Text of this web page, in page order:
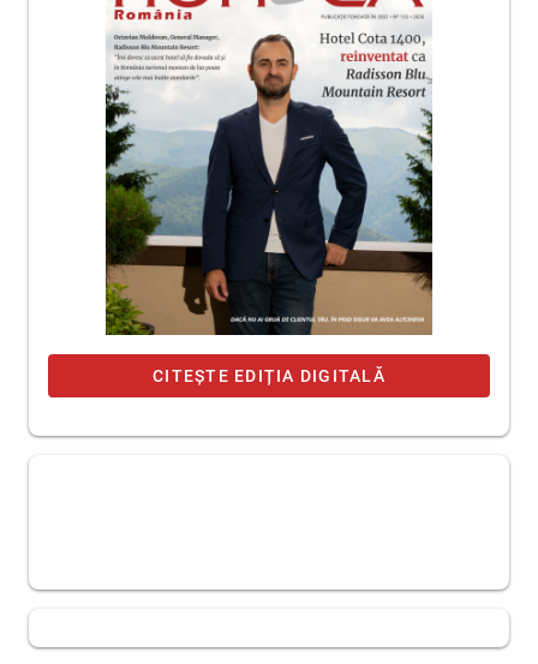
CITEȘTE EDIȚIA DIGITALĂ